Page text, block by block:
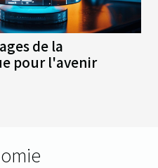
de la
pour l'avenir